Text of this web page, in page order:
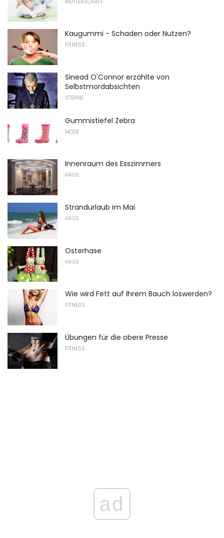
MUTTERSCHAFT
Kaugummi - Schaden oder Nutzen?
FITNESS
Sinead O'Connor erzählte von
Selbstmordabsichten
STERNE
Gummistiefel Zebra
MODE
Innenraum des Esszimmers
HAUS
Strandurlaub im Mai
HAUS
Osterhase
HAUS
Wie wird Fett auf Ihrem Bauch loswerden?
FITNESS
Übungen für die obere Presse
FITNESS
ad